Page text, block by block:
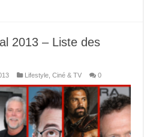
2013 – Liste des
Lifestyle ,Ciné & TV 0